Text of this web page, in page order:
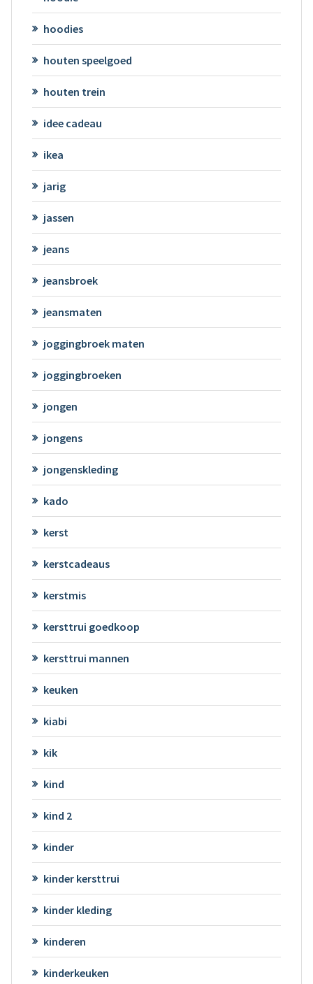
hoodies
houten speelgoed
houten trein
idee cadeau
ikea
jarig
jassen
jeans
jeansbroek
jeansmaten
joggingbroek maten
joggingbroeken
jongen
jongens
jongenskleding
kado
kerst
kerstcadeaus
kerstmis
kersttrui goedkoop
kersttrui mannen
keuken
kiabi
kik
kind
kind 2
kinder
kinder kersttrui
kinder kleding
kinderen
kinderkeuken